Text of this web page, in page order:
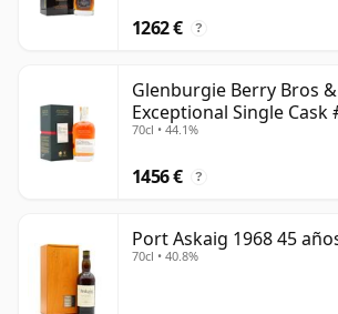
1262 € ?
Glenburgie Berry Bros
Exceptional Single Cask
años
70cl • 44.1%
1456 € ?
Port Askaig 1968 45
70cl • 40.8%